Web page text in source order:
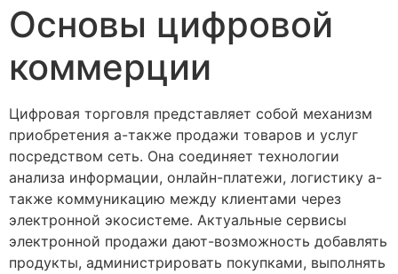
Основы цифровой
коммерции
Цифровая торговля представляет собой механизм
приобретения а-также продажи товаров и услуг
посредством сеть. Она соединяет технологии
анализа информации, онлайн-платежи, логистику а-
также коммуникацию между клиентами через
электронной экосистеме. Актуальные сервисы
электронной продажи дают-возможность добавлять
продукты, администрировать покупками, выполнять